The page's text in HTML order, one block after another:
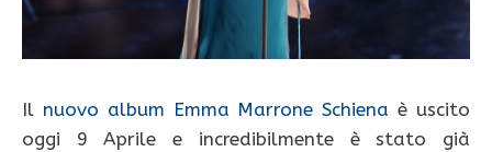
Il nuovo album Emma Marrone Schiena è uscito
oggi 9 Aprile e incredibilmente è stato già